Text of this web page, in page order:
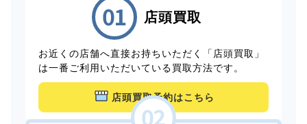
店頭買取
お近くの店舗へ直接お持ちいただく「店頭買取」
は一番ご利用いただいている買取方法です。
店頭買取予約はこちら